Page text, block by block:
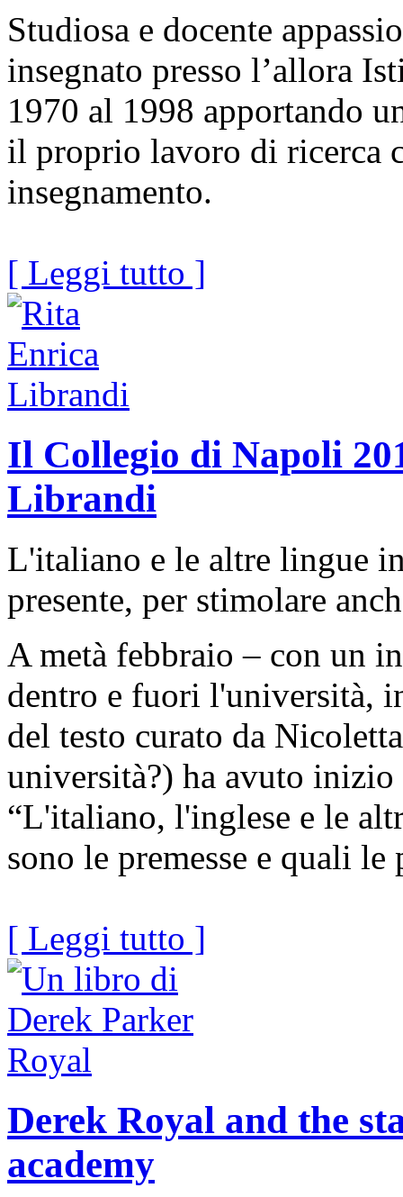
Studiosa e docente
insegnato presso l’allora
1970 al 1998 apportando
il proprio lavoro di ricerca
insegnamento.
[ Leggi tutto ]
Il Collegio di Napoli
Librandi
L'italiano e le altre lingue
presente, per stimolare
A metà febbraio – con un
dentro e fuori l'università,
del testo curato da
università?) ha avuto
“L'italiano, l'inglese e le
sono le premesse e quali le
[ Leggi tutto ]
Derek Royal and the
academy